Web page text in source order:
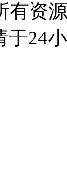
资
于24